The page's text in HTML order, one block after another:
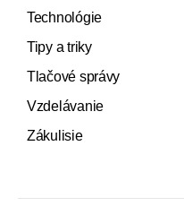
Technológie
Tipy a triky
Tlačové správy
Vzdelávanie
Zákulisie